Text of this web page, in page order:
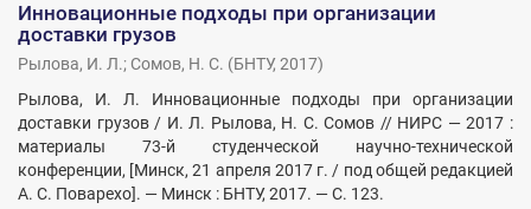
Инновационные подходы при организации
доставки грузов
Рылова, И. Л.; Сомов, Н. С. (БНТУ, 2017)
Рылова, И. Л. Инновационные подходы при организации
доставки грузов / И. Л. Рылова, Н. С. Сомов // НИРС — 2017 :
материалы 73-й студенческой научно-технической
конференции, [Минск, 21 апреля 2017 г. / под общей редакцией
А. С. Поварехо]. — Минск : БНТУ, 2017. — С. 123.